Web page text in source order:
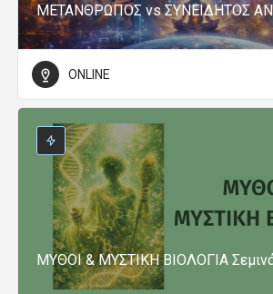
ΜΕΤΑΝΘΡΩΠΟΣ vs ΣΥΝΕΙΔΗΤΟΣ
ONLINE
ΜΥΘΟΙ & ΜΥΣΤΙΚΗ ΒΙΟΛΟΓΙΑ